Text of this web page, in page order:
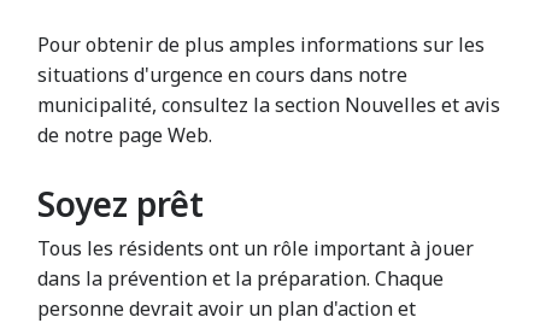
Pour obtenir de plus amples informations sur les
situations d'urgence en cours dans notre
municipalité, consultez la section Nouvelles et avis
de notre page Web.
Soyez prêt
Tous les résidents ont un rôle important à jouer
dans la prévention et la préparation. Chaque
personne devrait avoir un plan d'action et